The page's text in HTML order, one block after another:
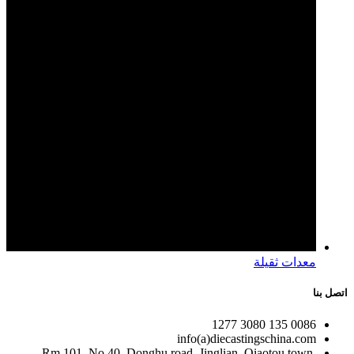
معدات ثقيلة
اتصل بنا
0086 135 3080 1277
info(a)diecastingschina.com